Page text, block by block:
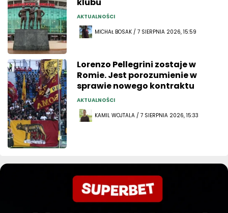
klubu
AKTUALNOŚCI
MICHAŁ BOSAK / 7 SIERPNIA 2026, 15:59
Lorenzo Pellegrini zostaje w
Romie. Jest porozumienie w
sprawie nowego kontraktu
AKTUALNOŚCI
KAMIL WOJTALA / 7 SIERPNIA 2026, 15:33